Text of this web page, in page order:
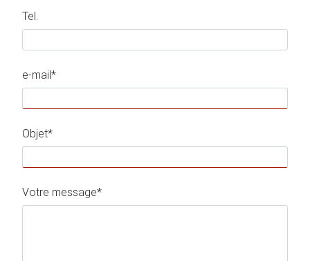
Tel.
e-mail*
Objet*
Votre message*